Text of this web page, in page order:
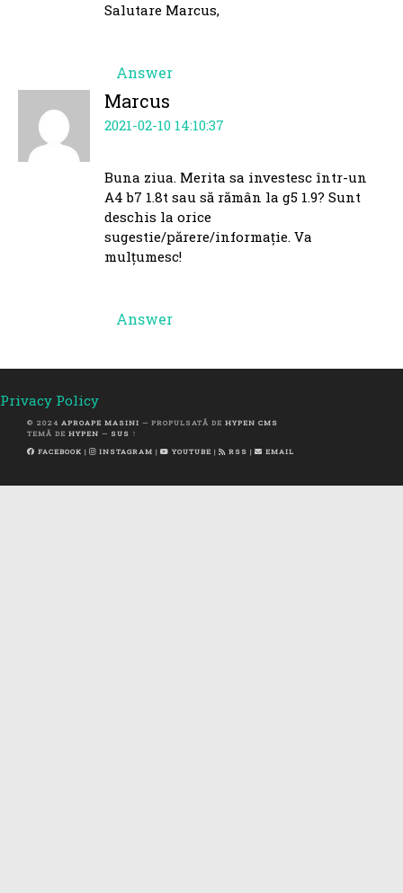
Salutare Marcus,
Answer
Marcus
2021-02-10 14:10:37
Buna ziua. Merita sa investesc într-un
A4 b7 1.8t sau să rămân la g5 1.9? Sunt
deschis la orice
sugestie/părere/informație. Va
mulțumesc!
Answer
Privacy Policy
© 2024 APROAPE MASINI — PROPULSATĂ DE HYPEN CMS
TEMĂ DE HYPEN — SUS ↑
FACEBOOK | INSTAGRAM | YOUTUBE | RSS | EMAIL